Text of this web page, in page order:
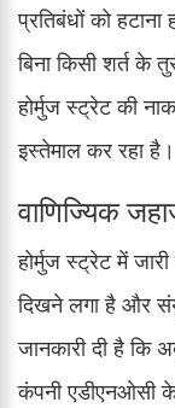
प्रतिबंधों को
बिना किसी शर्त के
होर्मुज स्ट्रेट की
इस्तेमाल कर रहा है।
वाणिज्यिक
होर्मुज स्ट्रेट में
दिखने लगा है और
जानकारी दी है कि
कंपनी एडीएनओसी